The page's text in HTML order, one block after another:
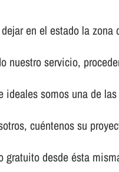
en el estado la
nuestro servicio,
ideales somos una de
cuéntenos su
gratuito desde ésta